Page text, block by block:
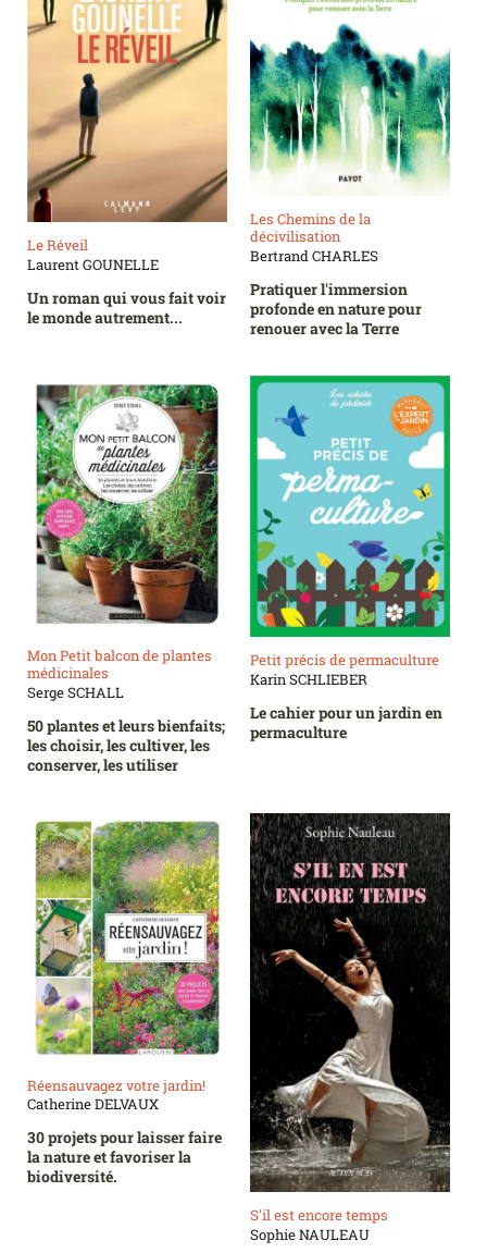
Le Réveil
Laurent GOUNELLE
Un roman qui vous fait voir
le monde autrement...
Les Chemins de la
décivilisation
Bertrand CHARLES
Pratiquer l'immersion
profonde en nature pour
renouer avec la Terre
Mon Petit balcon de plantes
médicinales
Serge SCHALL
50 plantes et leurs bienfaits;
les choisir, les cultiver, les
conserver, les utiliser
Petit précis de permaculture
Karin SCHLIEBER
Le cahier pour un jardin en
permaculture
Réensauvagez votre jardin!
Catherine DELVAUX
30 projets pour laisser faire
la nature et favoriser la
biodiversité.
S'il est encore temps
Sophie NAULEAU